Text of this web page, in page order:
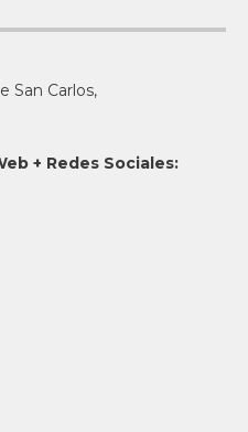
San Carlos,
+ Redes Sociales: